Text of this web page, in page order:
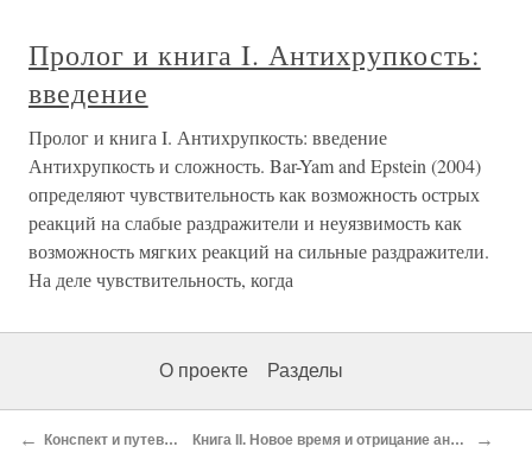
Пролог и книга I. Антихрупкость:
введение
Пролог и книга I. Антихрупкость: введение
Антихрупкость и сложность. Bar-Yam and Epstein (2004)
определяют чувствительность как возможность острых
реакций на слабые раздражители и неуязвимость как
возможность мягких реакций на сильные раздражители.
На деле чувствительность, когда
О проекте Разделы
← Конспект и путеводитель по книге Книга II. Новое время и отрицание антихрупкости (Прокрустово ложе) →